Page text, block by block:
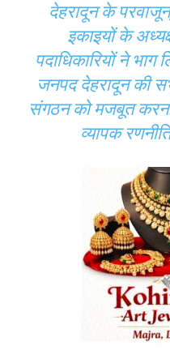
देहरादून के
इकाइयों के
पदाधिकारियों ने
जनपद देहरादून की
संगठन को मजबूत
व्यापक